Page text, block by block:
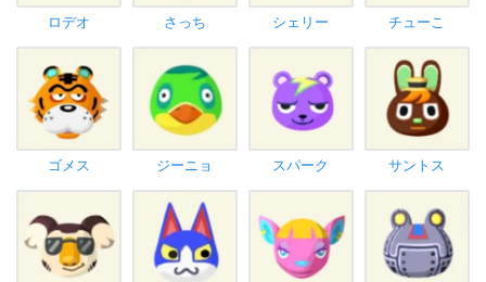
ロデオ さっち シェリー チューこ
ゴメス ジーニョ スパーク サントス